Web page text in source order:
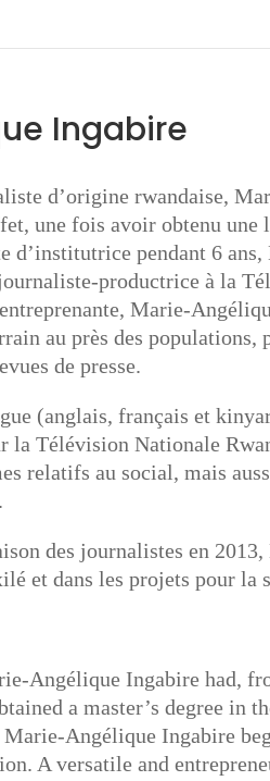
Ingabire
d’origine rwandaise,
une fois avoir obtenu une
d’institutrice pendant 6
productrice à la
Marie-
au près des populations,
de presse.
(anglais, français et
la Télévision Nationale
relatifs au social, mais
des journalistes en
et dans les projets pour
Angélique Ingabire had,
a master’s degree in
Angélique Ingabire
A versatile and